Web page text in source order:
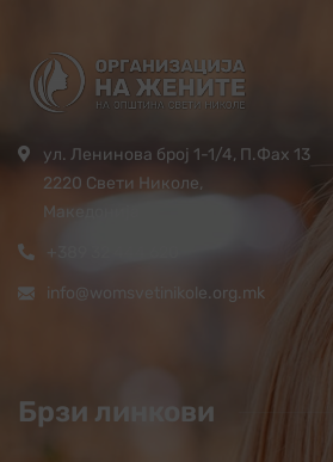
ул. Ленинова број 1-1/4, П.Фах 13
2220 Свети Николе,
Македонија
+389 32 444 620
info@womsvetinikole.org.mk
Брзи линкови